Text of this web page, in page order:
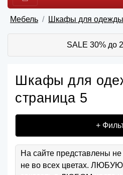
Мебель Шкафы для одежды
SALE 30% до
Шкафы для
страница 5
+
На сайте представлены
не во всех цветах.